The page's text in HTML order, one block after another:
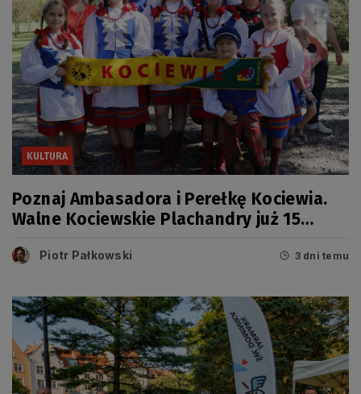
KULTURA
Poznaj Ambasadora i Perełkę Kociewia.
Walne Kociewskie Plachandry już 15
Piotr Pałkowski 3 dni temu